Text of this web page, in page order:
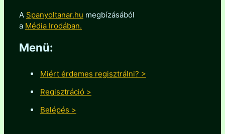
A Spanyoltanar.hu megbízásából
a Média Irodában.
Menü:
Miért érdemes regisztrálni? >
Regisztráció >
Belépés >